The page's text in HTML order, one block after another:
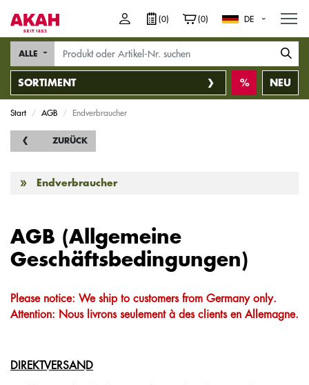
(0) (0) DE
SORTIMENT
ALLE
NEU
Start AGB Endverbraucher
ZURÜCK
Endverbraucher
AGB (Allgemeine
Geschäftsbedingungen)
Please notice: We ship to customers from Germany only.
Attention: Nous livrons seulement à des clients en Allemagne.
DIREKTVERSAND